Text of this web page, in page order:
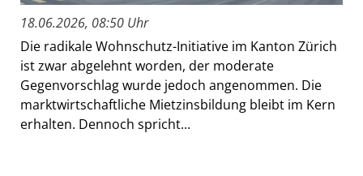
18.06.2026, 08:50 Uhr
Die radikale Wohnschutz-Initiative im Kanton Zürich
ist zwar abgelehnt worden, der moderate
Gegenvorschlag wurde jedoch angenommen. Die
marktwirtschaftliche Mietzinsbildung bleibt im Kern
erhalten. Dennoch spricht...